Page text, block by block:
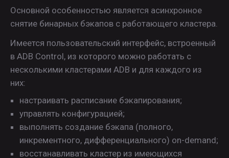
Основной особенностью является асинхронное
снятие бинарных бэкапов с работающего кластера.
Имеется пользовательский интерфейс, встроенный
в ADB Control, из которого можно работать с
несколькими кластерами ADB и для каждого из
них:
настраивать расписание бэкапирования;
управлять конфигурацией;
выполнять создание бэкапа (полного,
инкрементного, дифференциального) on-demand;
восстанавливать кластер из имеющихся